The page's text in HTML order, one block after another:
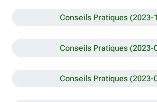
Conseils Pratiques (2023-
Conseils Pratiques (2023-
Conseils Pratiques (2023-